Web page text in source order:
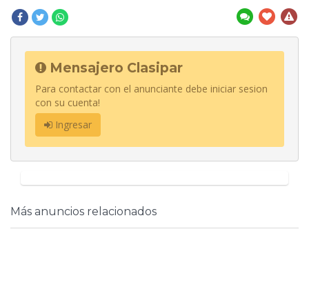
Mensajero Clasipar
Para contactar con el anunciante debe iniciar sesion
con su cuenta!
Ingresar
Más anuncios relacionados